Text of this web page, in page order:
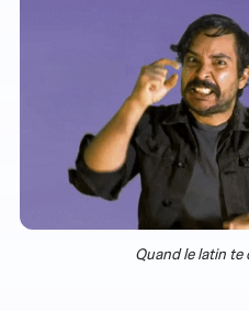
Quand le latin te